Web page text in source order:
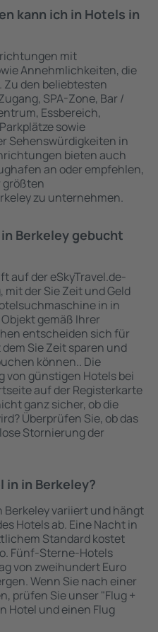
kann ich in Hotels in
mit
Annehmlichkeiten, die
Zu den beliebtesten
SPA-Zone, Bar /
Essbereich,
sowie
Sehenswürdigkeiten in
bieten auch
an oder empfehlen,
größten
zu unternehmen.
Berkeley gebucht
auf der eSkyTravel.de-
der Sie Zeit und Geld
in in
gemäß Ihrer
entscheiden sich für
Sie Zeit sparen und
können.. Die
von günstigen Hotels bei
auf der Registerkarte
ganz sicher, ob die
Überprüfen Sie, ob das
Stornierung der
in Berkeley?
Berkeley variiert und hängt
Hotels ab. Eine Nacht in
Standard kostet
Fünf-Sterne-Hotels
von zweihundert Euro
Wenn Sie nach einer
prüfen Sie unser "Flug +
Hotel und einen Flug